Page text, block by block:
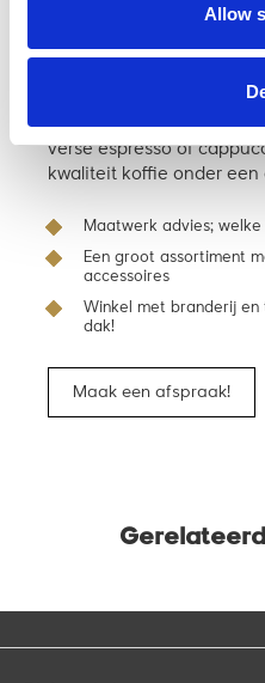
Allow
Kom langs en
winkel
In onze koffie-speeltuin
over de mogelijkheden
verse espresso of
kwaliteit koffie onder een
Maatwerk advies;
Een groot assortiment
accessoires
Winkel met branderij en
dak!
Maak een afspraak!